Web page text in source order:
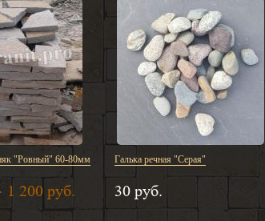
"Ровный" 60-80мм
1 200 руб.
Галька речная "Серая"
30 руб.